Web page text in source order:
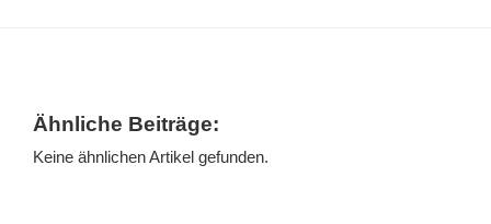
Ähnliche Beiträge:
Keine ähnlichen Artikel gefunden.